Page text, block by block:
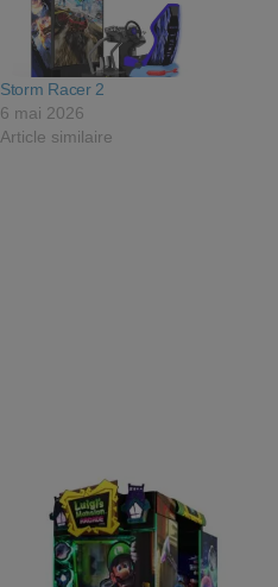
Storm Racer 2
6 mai 2026
Article similaire